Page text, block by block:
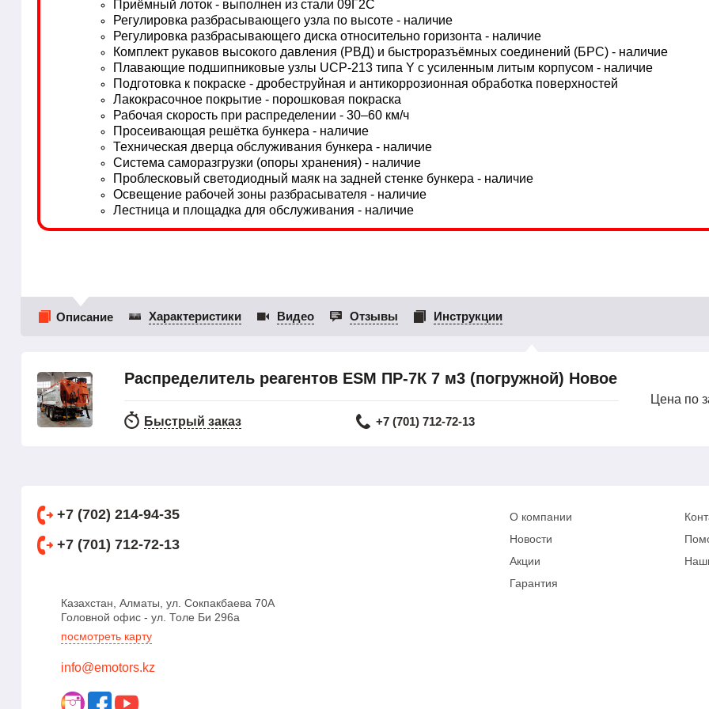
Приёмный лоток - выполнен из стали 09Г2С
Регулировка разбрасывающего узла по высоте - наличие
Регулировка разбрасывающего диска относительно горизонта - наличие
Комплект рукавов высокого давления (РВД) и быстроразъёмных соединений (БРС) - наличие
Плавающие подшипниковые узлы UCP-213 типа Y с усиленным литым корпусом - наличие
Подготовка к покраске - дробеструйная и антикоррозионная обработка поверхностей
Лакокрасочное покрытие - порошковая покраска
Рабочая скорость при распределении - 30–60 км/ч
Просеивающая решётка бункера - наличие
Техническая дверца обслуживания бункера - наличие
Система саморазгрузки (опоры хранения) - наличие
Проблесковый светодиодный маяк на задней стенке бункера - наличие
Освещение рабочей зоны разбрасывателя - наличие
Лестница и площадка для обслуживания - наличие
Описание Характеристики Видео Отзывы Инструкции
Распределитель реагентов ESM ПР-7К 7 м3 (погружной) Новое
Быстрый заказ +7 (701) 712-72-13
Цена по
+7 (702) 214-94-35
+7 (701) 712-72-13
Казахстан, Алматы, ул. Сокпакбаева 70А
Головной офис - ул. Толе Би 296а
посмотреть карту
info@emotors.kz
О компании
Новости
Акции
Гарантия